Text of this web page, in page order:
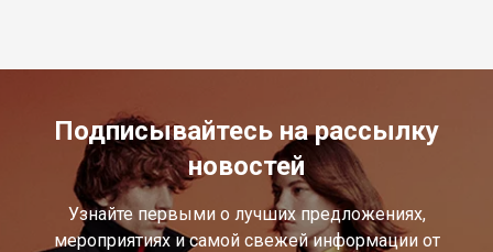
Подписывайтесь на рассылку
новостей
Узнайте первыми о лучших предложениях,
мероприятиях и самой свежей информации от